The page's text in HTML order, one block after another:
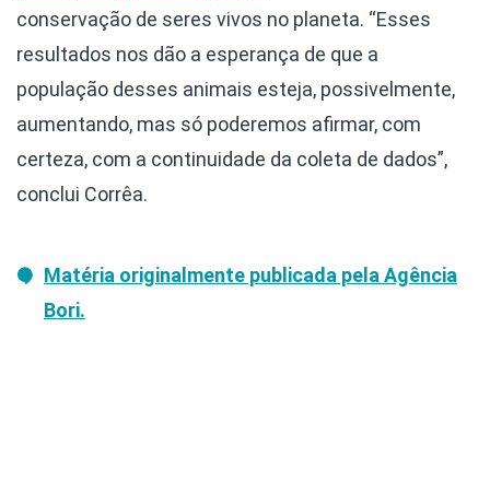
conservação de seres vivos no planeta. “Esses
resultados nos dão a esperança de que a
população desses animais esteja, possivelmente,
aumentando, mas só poderemos afirmar, com
certeza, com a continuidade da coleta de dados”,
conclui Corrêa.
Matéria originalmente publicada pela Agência
Bori.